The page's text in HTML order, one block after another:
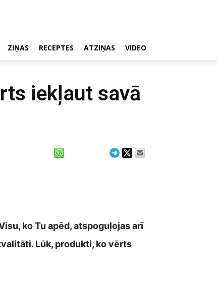
ZIŅAS RECEPTES ATZIŅAS VIDEO
iekļaut savā
ko Tu apēd, atspoguļojas arī
Lūk, produkti, ko vērts